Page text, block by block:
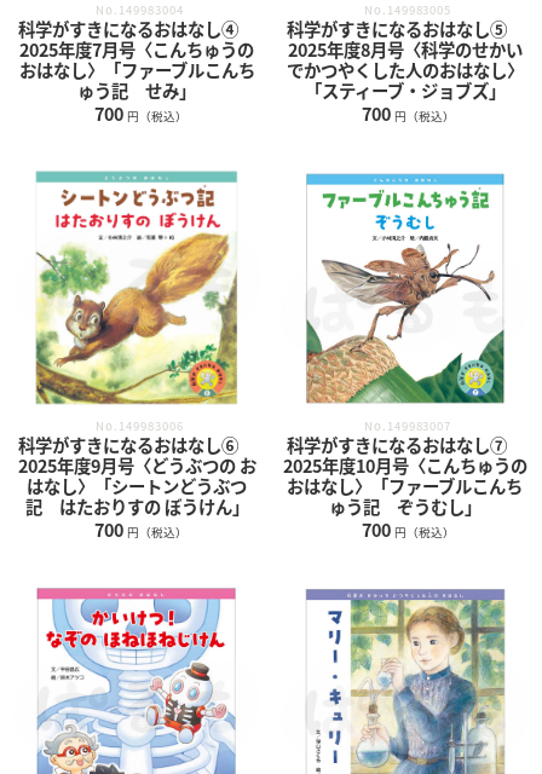
No.149983004
科学がすきになるおはなし④
2025年度7月号〈こんちゅうの
おはなし〉「ファーブルこんち
ゅう記 せみ」
700 円（税込）
No.149983005
科学がすきになるおはなし⑤
2025年度8月号〈科学のせかい
でかつやくした人のおはなし〉
「スティーブ・ジョブズ」
700 円（税込）
No.149983006
科学がすきになるおはなし⑥
2025年度9月号〈どうぶつの お
はなし〉「シートンどうぶつ
記 はたおりすの ぼうけん」
700 円（税込）
No.149983007
科学がすきになるおはなし⑦
2025年度10月号〈こんちゅうの
おはなし〉「ファーブルこんち
ゅう記 ぞうむし」
700 円（税込）